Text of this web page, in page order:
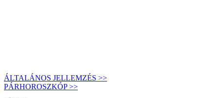
ÁLTALÁNOS JELLEMZÉS >>
PÁRHOROSZKÓP >>